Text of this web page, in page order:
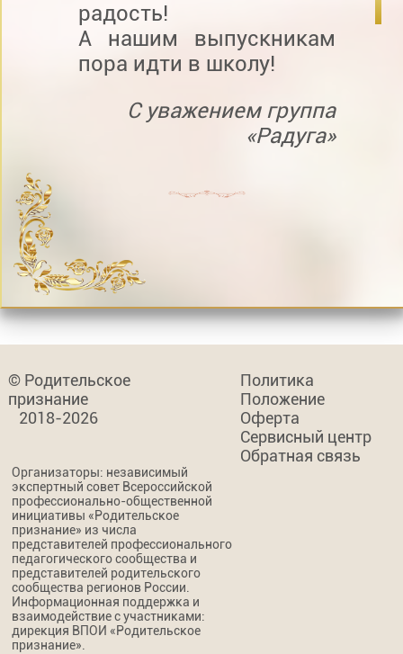
радость!
А нашим выпускникам
пора идти в школу!
С уважением группа
«Радуга»
© Родительское
признание
2018-2026
Политика
Положение
Оферта
Сервисный центр
Обратная связь
Организаторы: независимый
экспертный совет Всероссийской
профессионально-общественной
инициативы «Родительское
признание» из числа
представителей профессионального
педагогического сообщества и
представителей родительского
сообщества регионов России.
Информационная поддержка и
взаимодействие с участниками:
дирекция ВПОИ «Родительское
признание».